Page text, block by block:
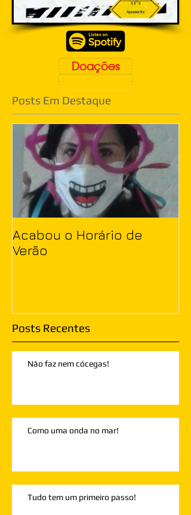
Doações
Posts Em Destaque
Acabou o Horário de
Verão
Posts Recentes
Não faz nem cócegas!
Como uma onda no mar!
Tudo tem um primeiro passo!